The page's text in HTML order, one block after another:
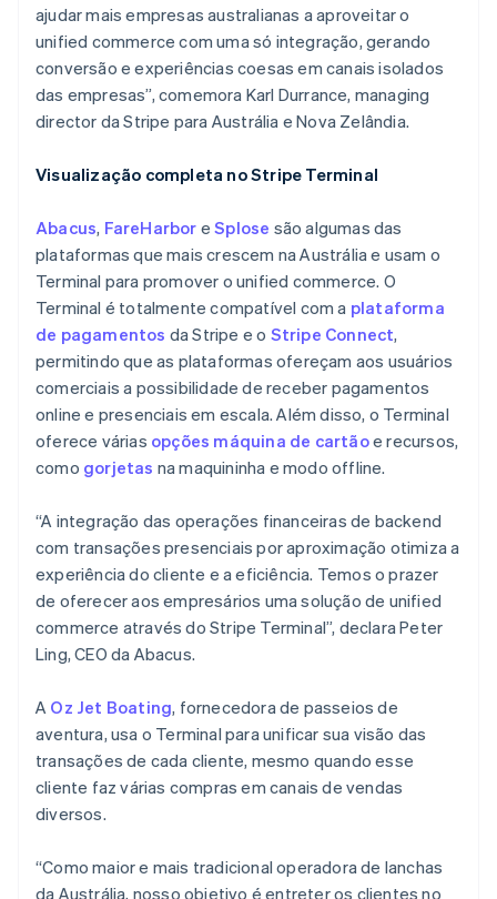
ajudar mais empresas australianas a aproveitar o
unified commerce com uma só integração, gerando
conversão e experiências coesas em canais isolados
das empresas”, comemora Karl Durrance, managing
director da Stripe para Austrália e Nova Zelândia.
Visualização completa no Stripe Terminal
Abacus, FareHarbor eSplose são algumas das
plataformas que mais crescem na Austrália e usam o
Terminal para promover o unified commerce. O
Terminal é totalmente compatível com a plataforma
de pagamentos da Stripe e o Stripe Connect,
permitindo que as plataformas ofereçam aos usuários
comerciais a possibilidade de receber pagamentos
online e presenciais em escala. Além disso, o Terminal
oferece várias opções máquina de cartãoe recursos,
como gorjetas na maquininha e modo offline.
“A integração das operações financeiras de backend
com transações presenciais por aproximação otimiza a
experiência do cliente e a eficiência. Temos o prazer
de oferecer aos empresários uma solução de unified
commerce através do Stripe Terminal”, declara Peter
Ling, CEO da Abacus.
A Oz Jet Boating, fornecedora de passeios de
aventura, usa o Terminal para unificar sua visão das
transações de cada cliente, mesmo quando esse
cliente faz várias compras em canais de vendas
diversos.
“Como maior e mais tradicional operadora de lanchas
da Austrália, nosso objetivo é entreter os clientes no
Alemanha
Austrália
English
DeutschEnglish
Bélgica
Nederlands FrançaisDeutschEnglish
Brasil
Português English
Bulgária
English
Canadá
EnglishFrançais
China continental
简体中文English
Chipre
Croácia
English Italiano
Dinamarca
English
Emirados Árabes Unidos
English
Eslováquia
Eslovênia
English Italiano
Espanha
EspañolEnglish
Estados Unidos
English
English
Finlândia